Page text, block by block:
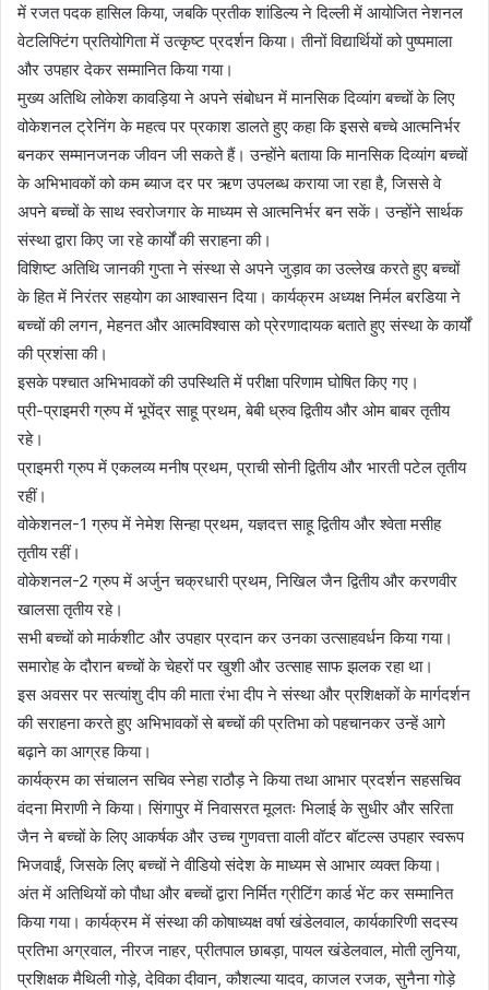
में रजत पदक हासिल किया, जबकि प्रतीक शांडिल्य ने दिल्ली में आयोजित नेशनल
वेटलिफ्टिंग प्रतियोगिता में उत्कृष्ट प्रदर्शन किया। तीनों विद्यार्थियों को पुष्पमाला
और उपहार देकर सम्मानित किया गया।
मुख्य अतिथि लोकेश कावड़िया ने अपने संबोधन में मानसिक दिव्यांग बच्चों के लिए
वोकेशनल ट्रेनिंग के महत्व पर प्रकाश डालते हुए कहा कि इससे बच्चे आत्मनिर्भर
बनकर सम्मानजनक जीवन जी सकते हैं। उन्होंने बताया कि मानसिक दिव्यांग बच्चों
के अभिभावकों को कम ब्याज दर पर ऋण उपलब्ध कराया जा रहा है, जिससे वे
अपने बच्चों के साथ स्वरोजगार के माध्यम से आत्मनिर्भर बन सकें। उन्होंने सार्थक
संस्था द्वारा किए जा रहे कार्यों की सराहना की।
विशिष्ट अतिथि जानकी गुप्ता ने संस्था से अपने जुड़ाव का उल्लेख करते हुए बच्चों
के हित में निरंतर सहयोग का आश्वासन दिया। कार्यक्रम अध्यक्ष निर्मल बरडिया ने
बच्चों की लगन, मेहनत और आत्मविश्वास को प्रेरणादायक बताते हुए संस्था के कार्यों
की प्रशंसा की।
इसके पश्चात अभिभावकों की उपस्थिति में परीक्षा परिणाम घोषित किए गए।
प्री-प्राइमरी ग्रुप में भूपेंद्र साहू प्रथम, बेबी ध्रुव द्वितीय और ओम बाबर तृतीय
रहे।
प्राइमरी ग्रुप में एकलव्य मनीष प्रथम, प्राची सोनी द्वितीय और भारती पटेल तृतीय
रहीं।
वोकेशनल-1 ग्रुप में नेमेश सिन्हा प्रथम, यज्ञदत्त साहू द्वितीय और श्वेता मसीह
तृतीय रहीं।
वोकेशनल-2 ग्रुप में अर्जुन चक्रधारी प्रथम, निखिल जैन द्वितीय और करणवीर
खालसा तृतीय रहे।
सभी बच्चों को मार्कशीट और उपहार प्रदान कर उनका उत्साहवर्धन किया गया।
समारोह के दौरान बच्चों के चेहरों पर खुशी और उत्साह साफ झलक रहा था।
इस अवसर पर सत्यांशु दीप की माता रंभा दीप ने संस्था और प्रशिक्षकों के मार्गदर्शन
की सराहना करते हुए अभिभावकों से बच्चों की प्रतिभा को पहचानकर उन्हें आगे
बढ़ाने का आग्रह किया।
कार्यक्रम का संचालन सचिव स्नेहा राठौड़ ने किया तथा आभार प्रदर्शन सहसचिव
वंदना मिराणी ने किया। सिंगापुर में निवासरत मूलतः भिलाई के सुधीर और सरिता
जैन ने बच्चों के लिए आकर्षक और उच्च गुणवत्ता वाली वॉटर बॉटल्स उपहार स्वरूप
भिजवाईं, जिसके लिए बच्चों ने वीडियो संदेश के माध्यम से आभार व्यक्त किया।
अंत में अतिथियों को पौधा और बच्चों द्वारा निर्मित ग्रीटिंग कार्ड भेंट कर सम्मानित
किया गया। कार्यक्रम में संस्था की कोषाध्यक्ष वर्षा खंडेलवाल, कार्यकारिणी सदस्य
प्रतिभा अग्रवाल, नीरज नाहर, प्रीतपाल छाबड़ा, पायल खंडेलवाल, मोती लुनिया,
प्रशिक्षक मैथिली गोड़े, देविका दीवान, कौशल्या यादव, काजल रजक, सुनैना गोड़े